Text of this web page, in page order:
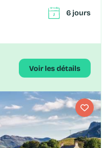
6 jours
Voir les détails